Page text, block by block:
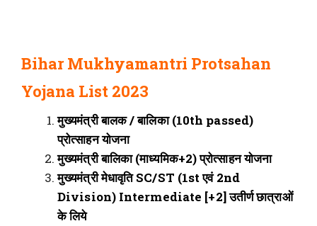
Bihar Mukhyamantri Protsahan
Yojana List 2023
मुख्यमंत्री बालक / बालिका (10th passed)
प्रोत्साहन योजना
मुख्यमंत्री बालिका (माध्यमिक+2) प्रोत्साहन योजना
मुख्यमंत्री मेधावृति SC/ST (1st एवं 2nd
Division) Intermediate [+2] उतीर्ण छात्राओं
के लिये